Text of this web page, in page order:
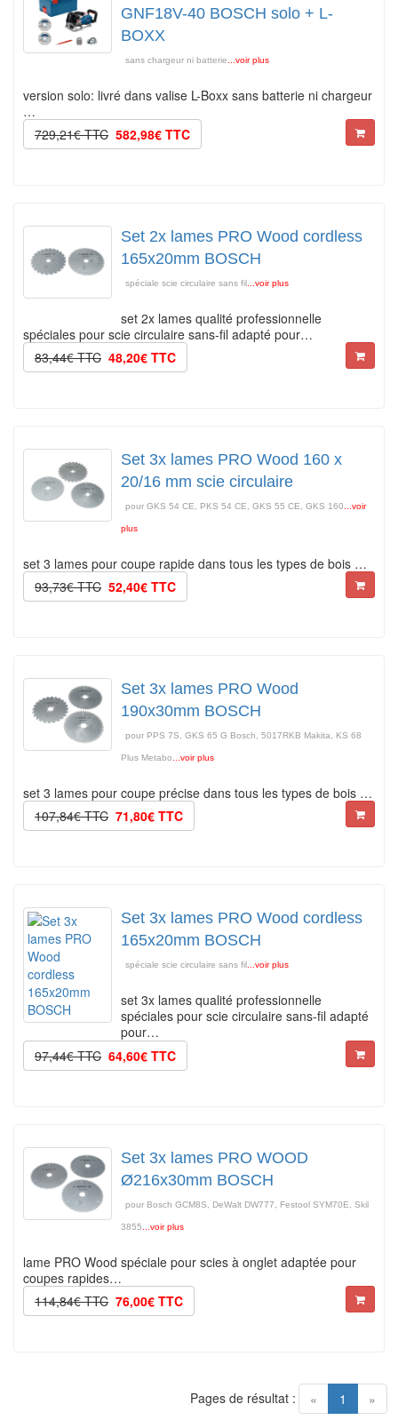
GNF18V-40 BOSCH solo + L-
BOXX
sans chargeur ni batterie...voir plus
version solo: livré dans valise L-Boxx sans batterie ni chargeur
…
729,21€ TTC 582,98€ TTC
Set 2x lames PRO Wood cordless
165x20mm BOSCH
spéciale scie circulaire sans fil...voir plus
set 2x lames qualité professionnelle
spéciales pour scie circulaire sans-fil adapté pour…
83,44€ TTC 48,20€ TTC
Set 3x lames PRO Wood 160 x
20/16 mm scie circulaire
pour GKS 54 CE, PKS 54 CE, GKS 55 CE, GKS 160...voir
plus
set 3 lames pour coupe rapide dans tous les types de bois …
93,73€ TTC 52,40€ TTC
Set 3x lames PRO Wood
190x30mm BOSCH
pour PPS 7S, GKS 65 G Bosch, 5017RKB Makita, KS 68
Plus Metabo...voir plus
set 3 lames pour coupe précise dans tous les types de bois …
107,84€ TTC 71,80€ TTC
Set 3x lames PRO Wood cordless
165x20mm BOSCH
spéciale scie circulaire sans fil...voir plus
set 3x lames qualité professionnelle
spéciales pour scie circulaire sans-fil adapté
pour…
97,44€ TTC 64,60€ TTC
Set 3x lames PRO WOOD
Ø216x30mm BOSCH
pour Bosch GCM8S, DeWalt DW777, Festool SYM70E, Skil
3855...voir plus
lame PRO Wood spéciale pour scies à onglet adaptée pour
coupes rapides…
114,84€ TTC 76,00€ TTC
« 1 (current)
»
Pages de résultat :